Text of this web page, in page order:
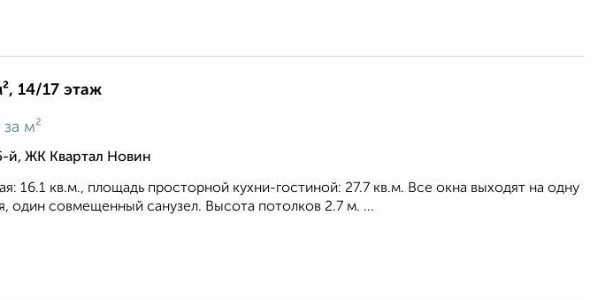
14/17 этаж
за м²
й, ЖК Квартал Новин
16.1 кв.м., площадь просторной кухни-гостиной: 27.7 кв.м. Все окна выходят на одну
один совмещенный санузел. Высота потолков 2.7 м. ...